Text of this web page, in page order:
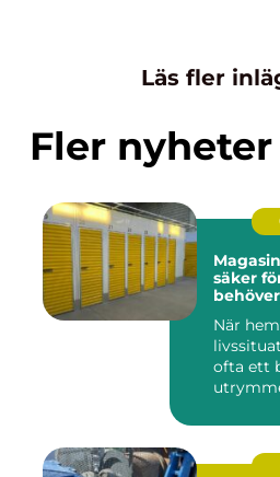
Läs fler
Fler nyheter
säker
När
ofta ett